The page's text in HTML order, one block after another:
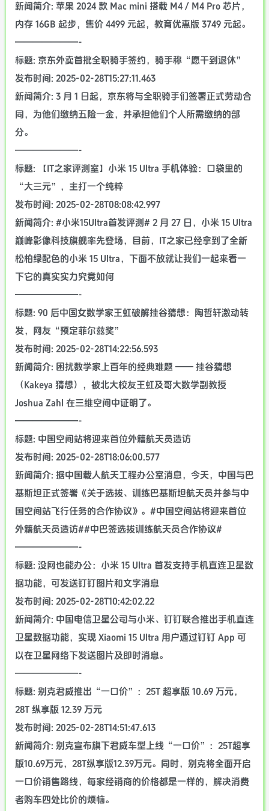
新闻简介: 苹果 2024 款 Mac mini 搭载 M4 / M4 Pro 芯片，
内存 16GB 起步，售价 4499 元起，教育优惠版 3749 元起。
———————-
标题: 京东外卖首批全职骑手签约，骑手称“愿干到退休”
发布时间: 2025-02-28T15:27:11.463
新闻简介: 3 月 1 日起，京东将与全职骑手们签署正式劳动合
同，为他们缴纳五险一金，并承担他们个人所需缴纳的部
分。
———————-
标题: 【IT之家评测室】小米 15 Ultra 手机体验：口袋里的
“大三元”，主打一个纯粹
发布时间: 2025-02-28T08:08:42.997
新闻简介: #小米15Ultra首发评测# 2 月 27 日，小米 15 Ultra
巅峰影像科技旗舰率先登场，目前，IT之家已经拿到了全新
松柏绿配色的小米 15 Ultra，下面不放就让我们一起来看一
下它的真实实力究竟如何
———————-
标题: 90 后中国女数学家王虹破解挂谷猜想：陶哲轩激动转
发，网友“预定菲尔兹奖”
发布时间: 2025-02-28T14:22:56.593
新闻简介: 困扰数学家上百年的经典难题 —— 挂谷猜想
（Kakeya 猜想），被北大校友王虹及哥大数学副教授
Joshua Zahl 在三维空间中证明了。
———————-
标题: 中国空间站将迎来首位外籍航天员造访
发布时间: 2025-02-28T18:06:00.577
新闻简介: 据中国载人航天工程办公室消息，今天，中国与巴
基斯坦正式签署《关于选拔、训练巴基斯坦航天员并参与中
国空间站飞行任务的合作协议》。#中国空间站将迎来首位
外籍航天员造访##中巴签选拔训练航天员合作协议#
———————-
标题: 没网也能办公：小米 15 Ultra 首发支持手机直连卫星数
据功能，可发送钉钉图片和文字消息
发布时间: 2025-02-28T10:42:02.22
新闻简介: 中国电信卫星公司与小米、钉钉联合推出手机直连
卫星数据功能，实现 Xiaomi 15 Ultra 用户通过钉钉 App 可
以在卫星网络下发送图片及即时消息。
———————-
标题: 别克君威推出“一口价”：25T 超享版 10.69 万元，
28T 纵享版 12.39 万元
发布时间: 2025-02-28T14:51:47.613
新闻简介: 别克宣布旗下君威车型上线“一口价”：25T超享
版10.69万元，28T纵享版12.39万元。同时，别克将全面开启
一口价销售路线，每家经销商的价格都是一样的，解决消费
者购车四处比价的烦恼。